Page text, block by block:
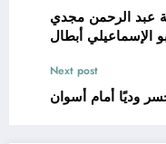
عبد الرحمن مجدي
الإسماعيلي أبطال
Next post
وديًا أمام أسوان